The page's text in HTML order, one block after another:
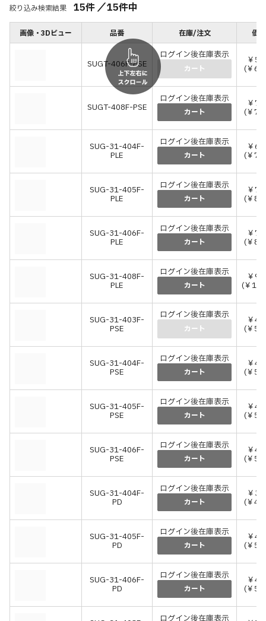
絞り込み検索結果 15件／15件中
画像・3Dビュー 品番 在庫/注文 価
SUGT-406F-PSE
ログイン後在庫表示
カート
￥
(￥
SUGT-408F-PSE
ログイン後在庫表示
カート
￥
(￥
SUG-31-404F-
PLE
ログイン後在庫表示
カート
￥
(￥
SUG-31-405F-
PLE
ログイン後在庫表示
カート
￥
(￥
SUG-31-406F-
PLE
ログイン後在庫表示
カート
￥
(￥
SUG-31-408F-
PLE
ログイン後在庫表示
カート
￥
(￥
SUG-31-403F-
PSE
ログイン後在庫表示
カート
￥
(￥
SUG-31-404F-
PSE
ログイン後在庫表示
カート
￥
(￥
SUG-31-405F-
PSE
ログイン後在庫表示
カート
￥
(￥
SUG-31-406F-
PSE
ログイン後在庫表示
カート
￥
(￥
SUG-31-404F-
PD
ログイン後在庫表示
カート
￥
(￥
SUG-31-405F-
PD
ログイン後在庫表示
カート
￥
(￥
SUG-31-406F-
PD
ログイン後在庫表示
カート
￥
(￥
ログイン後在庫表示